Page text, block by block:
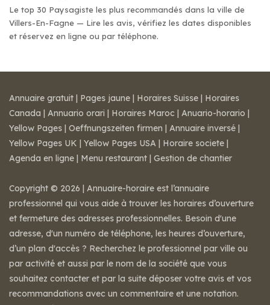
Le top 30 Paysagiste les plus recommandés dans la ville de
Villers-En-Fagne — Lire les avis, vérifiez les dates disponibles
et réservez en ligne ou par téléphone.
Annuaire gratuit | Pages jaune | Horaires Suisse | Horaires
Canada | Annuario orari | Horaires Maroc | Anuario-horario |
Yellow Pages | Oeffnungszeiten firmen | Annuaire inversé |
Yellow Pages UK | Yellow Pages USA | Horaire societe |
Agenda en ligne | Menu restaurant | Gestion de chantier
Copyright © 2026 | Annuaire-horaire est l’annuaire
professionnel qui vous aide à trouver les horaires d’ouverture
et fermeture des adresses professionnelles. Besoin d'une
adresse, d'un numéro de téléphone, les heures d’ouverture,
d’un plan d'accès ? Recherchez le professionnel par ville ou
par activité et aussi par le nom de la société que vous
souhaitez contacter et par la suite déposer votre avis et vos
recommandations avec un commentaire et une notation.